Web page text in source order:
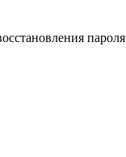
пароля